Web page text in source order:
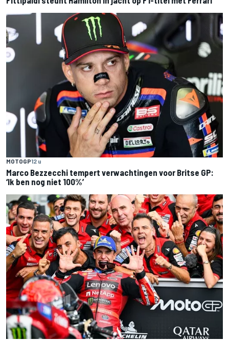
MOTOGP12 u
Marco Bezzecchi tempert verwachtingen voor Britse GP:
‘Ik ben nog niet 100%’